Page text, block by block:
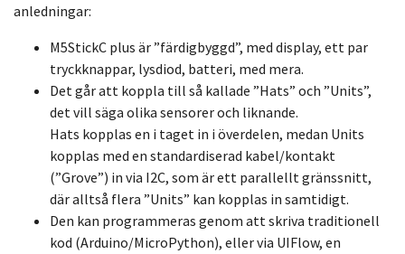
anledningar:
M5StickC plus är ”färdigbyggd”, med display, ett par
tryckknappar, lysdiod, batteri, med mera.
Det går att koppla till så kallade ”Hats” och ”Units”,
det vill säga olika sensorer och liknande.
Hats kopplas en i taget in i överdelen, medan Units
kopplas med en standardiserad kabel/kontakt
(”Grove”) in via I2C, som är ett parallellt gränssnitt,
där alltså flera ”Units” kan kopplas in samtidigt.
Den kan programmeras genom att skriva traditionell
kod (Arduino/MicroPython), eller via UIFlow, en